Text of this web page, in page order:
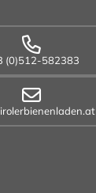
(0)512-582383